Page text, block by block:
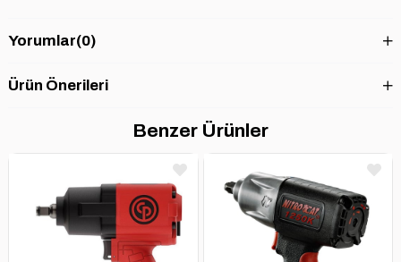
Yorumlar(0)
Ürün Önerileri
Benzer Ürünler